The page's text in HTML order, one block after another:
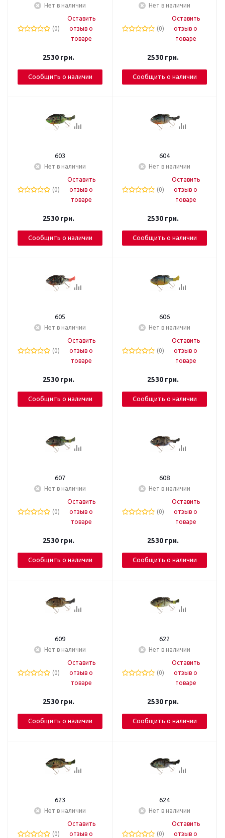
Нет в наличии
(0)
Оставить
отзыв о
товаре
2530грн.
Сообщить о наличии
Нет в наличии
(0)
Оставить
отзыв о
товаре
2530грн.
Сообщить о наличии
603
Нет в наличии
(0)
Оставить
отзыв о
товаре
2530грн.
Сообщить о наличии
604
Нет в наличии
(0)
Оставить
отзыв о
товаре
2530грн.
Сообщить о наличии
605
Нет в наличии
(0)
Оставить
отзыв о
товаре
2530грн.
Сообщить о наличии
606
Нет в наличии
(0)
Оставить
отзыв о
товаре
2530грн.
Сообщить о наличии
607
Нет в наличии
(0)
Оставить
отзыв о
товаре
2530грн.
Сообщить о наличии
608
Нет в наличии
(0)
Оставить
отзыв о
товаре
2530грн.
Сообщить о наличии
609
Нет в наличии
(0)
Оставить
отзыв о
товаре
2530грн.
Сообщить о наличии
622
Нет в наличии
(0)
Оставить
отзыв о
товаре
2530грн.
Сообщить о наличии
623
Нет в наличии
(0)
Оставить
отзыв о
624
Нет в наличии
(0)
Оставить
отзыв о